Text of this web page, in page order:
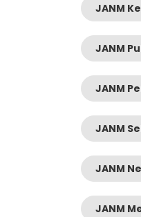
JANM
JANM
JANM
JANM
JANM
JANM